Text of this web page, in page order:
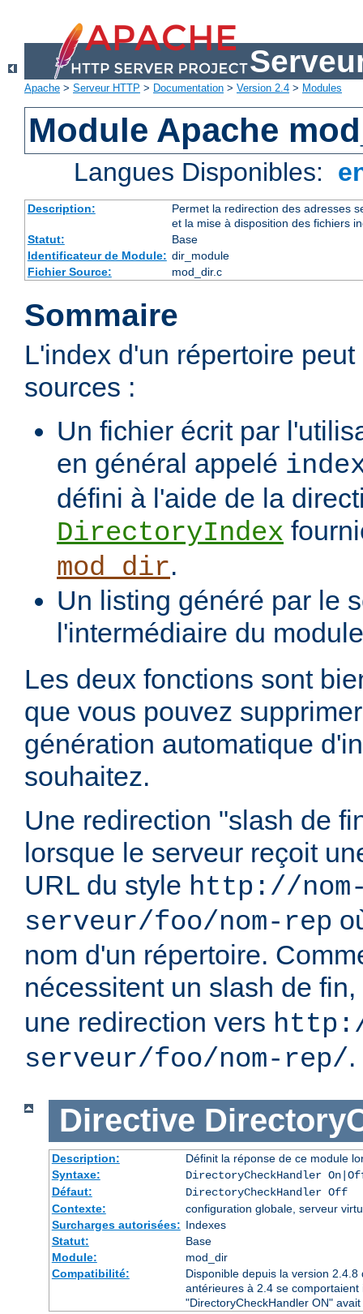
Apache > Serveur HTTP > Documentation > Version 2.4 > Modules
Module Apache
Langues Disponibles:
Description:
Permet la redirection des adresses
et la mise à disposition des fichiers
Statut:
Base
Identificateur de Module: dir_module
Fichier Source:
mod_dir.c
Sommaire
L'index d'un répertoire
sources :
Un fichier écrit par
en général appelé
défini à l'aide de la
DirectoryIndex
mod_dir.
Un listing généré par le
l'intermédiaire du
Les deux fonctions sont
que vous pouvez
génération automatique
souhaitez.
Une redirection "slash de
lorsque le serveur reçoit
URL du style http://
serveur/foo/nom-rep
nom d'un répertoire.
nécessitent un slash de fin,
une redirection vers
serveur/foo/nom-rep/.
Directive
Description:
Définit la réponse de ce module
Syntaxe:
DirectoryCheckHandler
Défaut:
DirectoryCheckHandler Off
Contexte:
configuration globale, serveur
Surcharges autorisées: Indexes
Statut:
Base
Module:
mod_dir
Compatibilité:
Disponible depuis la version
antérieures à 2.4 se
"DirectoryCheckHandler ON"